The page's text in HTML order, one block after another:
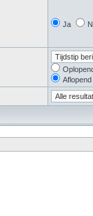
Ja
Aflopend